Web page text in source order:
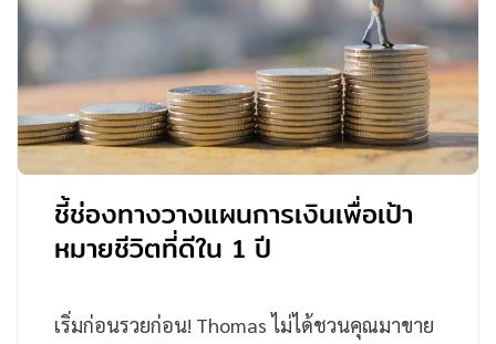
ชี้ช่องทางวางแผนการเงินเพื่อเป้า
หมายชีวิตที่ดีใน 1 ปี
เริ่มก่อนรวยก่อน! Thomas ไม่ได้ชวนคุณมาขาย